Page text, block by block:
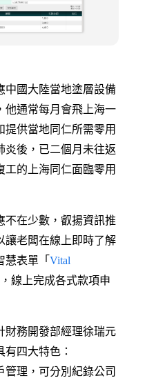
中國大陸當地塗層設備
他通常每月會飛上海一
供當地同仁所需零用
炎後，已二個月未往返
工的上海同仁面臨零用
不在少數，叡揚資訊推
讓老闆在線上即時了解
慧表單「 Vital
線上完成各式款項申
財務開發部經理徐瑞元
有四大特色：
理，可分別紀錄公司